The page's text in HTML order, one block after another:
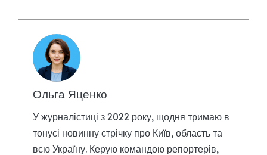
Ольга Яценко
У журналістиці з 2022 року, щодня тримаю в
тонусі новинну стрічку про Київ, область та
всю Україну. Керую командою репортерів,